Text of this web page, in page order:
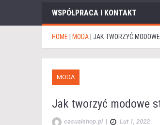
WSPÓŁPRACA I KONTAKT
HOME MODA JAK TWORZYĆ
MODA
Jak tworzyć modowe
casualshop.pl | Lut 1, 2022